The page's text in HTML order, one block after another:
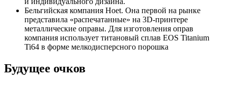
Бельгийская компания Hoet. Она первой на рынке
представила «распечатанные» на 3D-принтере
металлические оправы. Для изготовления оправ
компания использует титановый сплав EOS Titanium
Ti64 в форме мелкодисперсного порошка
Будущее очков